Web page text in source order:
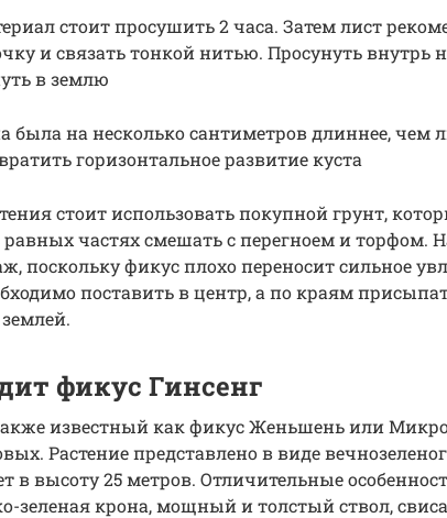
стоит просушить 2 часа. Затем лист
и связать тонкой нитью. Просунуть внутрь
в землю
была на несколько сантиметров длиннее, чем
горизонтальное развитие куста
стоит использовать покупной грунт,
равных частях смешать с перегноем и торфом.
поскольку фикус плохо переносит сильное
поставить в центр, а по краям
фикус Гинсенг
известный как фикус Женьшень или
Растение представлено в виде
в высоту 25 метров. Отличительные
зеленая крона, мощный и толстый ствол,